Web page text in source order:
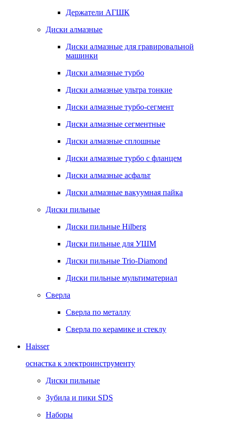
Держатели АГШК
Диски алмазные
Диски алмазные для гравировальной
машинки
Диски алмазные турбо
Диски алмазные ультра тонкие
Диски алмазные турбо-сегмент
Диски алмазные сегментные
Диски алмазные сплошные
Диски алмазные турбо с фланцем
Диски алмазные асфальт
Диски алмазные вакуумная пайка
Диски пильные
Диски пильные Hilberg
Диски пильные для УШМ
Диски пильные Trio-Diamond
Диски пильные мультиматериал
Сверла
Сверла по металлу
Сверла по керамике и стеклу
Haisser
оснастка к электроинструменту
Диски пильные
Зубила и пики SDS
Наборы